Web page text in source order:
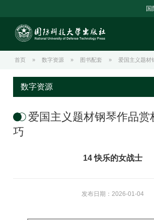
国
首页 » 数字资源 » 图书配套 » 爱国主义题材
数字资源
爱国主义题材钢琴作品赏
巧
14 快乐的女战士
发布日期：2026-01-04